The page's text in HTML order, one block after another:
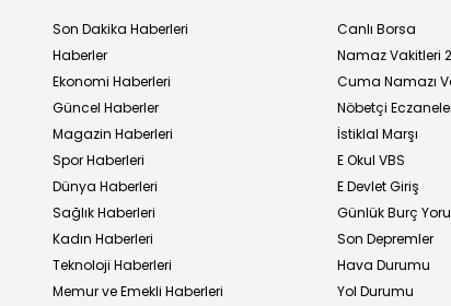
Son Dakika Haberleri
Haberler
Ekonomi Haberleri
Güncel Haberler
Magazin Haberleri
Spor Haberleri
Dünya Haberleri
Sağlık Haberleri
Kadın Haberleri
Teknoloji Haberleri
Memur ve Emekli Haberleri
Canlı Borsa
Namaz Vakitleri
Cuma Namazı
Nöbetçi
İstiklal Marşı
E Okul VBS
E Devlet Giriş
Günlük Burç
Son Depremler
Hava Durumu
Yol Durumu